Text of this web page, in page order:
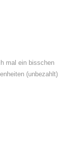
mal ein bisschen
(unbezahlt)